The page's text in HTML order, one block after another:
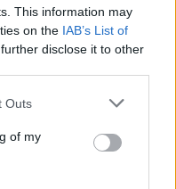
This information may
on the IAB’s List of
disclose it to other
one or more Google
You may click to
its third-party tags to
in below Google
Outs
of my
az első előzetes
utolsó
Rainey-hez
az első képek